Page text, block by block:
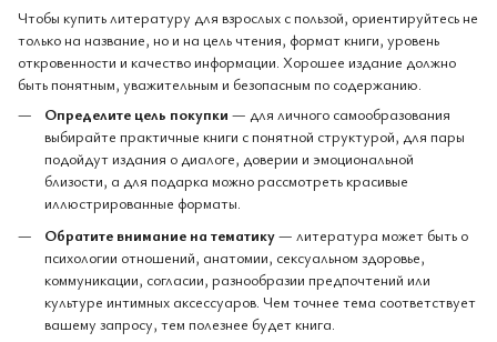
Чтобы купить литературу для взрослых с пользой, ориентируйтесь не
только на название, но и на цель чтения, формат книги, уровень
откровенности и качество информации. Хорошее издание должно
быть понятным, уважительным и безопасным по содержанию.
Определите цель покупки — для личного самообразования
выбирайте практичные книги с понятной структурой, для пары
подойдут издания о диалоге, доверии и эмоциональной
близости, а для подарка можно рассмотреть красивые
иллюстрированные форматы.
Обратите внимание на тематику— литература может быть о
психологии отношений, анатомии, сексуальном здоровье,
коммуникации, согласии, разнообразии предпочтений или
культуре интимных аксессуаров. Чем точнее тема соответствует
вашему запросу, тем полезнее будет книга.